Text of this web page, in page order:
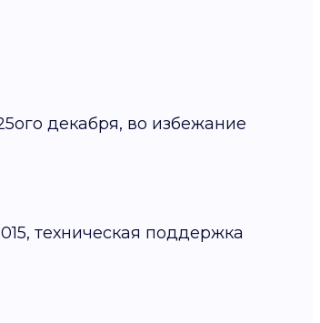
декабря, во избежание
техническая поддержка